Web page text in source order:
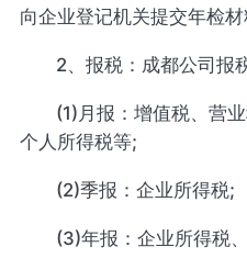
向企业登记机关提交年检
2、报税：成都公司报
(1)月报：增值税、营
个人所得税等;
(2)季报：企业所得税;
(3)年报：企业所得税